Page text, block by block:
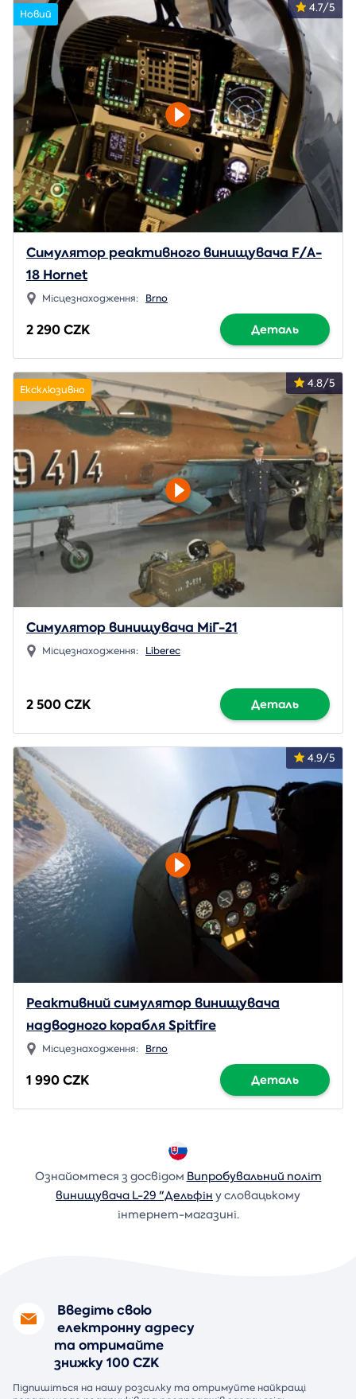
4.7/5
Новий
Симулятор реактивного винищувача F/A-
18 Hornet
Місцезнаходження: Brno
2 290 CZK Деталь
4.8/5
Ексклюзивно
Симулятор винищувача МіГ-21
Місцезнаходження: Liberec
2 500 CZK Деталь
4.9/5
Реактивний симулятор винищувача
надводного корабля Spitfire
Місцезнаходження: Brno
1 990 CZK Деталь
Ознайомтеся з досвідом Випробувальний політ
винищувача L-29 "Дельфін у словацькому
інтернет-магазині.
Введіть свою
електронну адресу
та отримайте
знижку 100 CZK
Підпишіться на нашу розсилку та отримуйте найкращі